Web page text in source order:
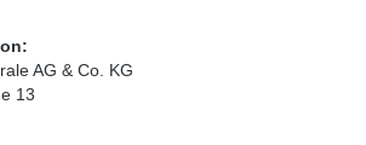
AG & Co. KG
13